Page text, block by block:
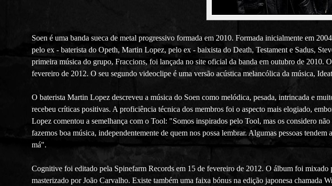
Soen é uma banda sueca de metal progressivo formada em 2010. Formada inicialmente em
pelo ex - baterista do Opeth, Martin Lopez, pelo ex - baixista do Death, Testament e Sadus,
primeira música do grupo, Fraccions, foi lançada no site oficial da banda em outubro de 2010.
fevereiro de 2012. O seu segundo videoclipe é uma versão acústica melancólica da música,
O baterista Martin Lopez descreveu a música do Soen como melódica, pesada, intrincada e
recebeu críticas positivas. A proficiência técnica dos membros foi o aspecto mais elogiado,
Lopez comentou a semelhança com o Tool: "Somos inspirados pelo Tool, mas os considero
fazemos boa música, independentemente de quem nos possa lembrar. Algumas pessoas
má".
Cognitive foi editado pela Spinefarm Records em 15 de fevereiro de 2012. O álbum foi
masterizado por João Carvalho. Existe também uma faixa bónus na edição japonesa